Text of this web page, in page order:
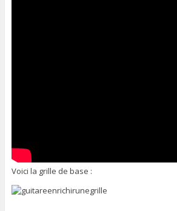
Voici la grille de base :